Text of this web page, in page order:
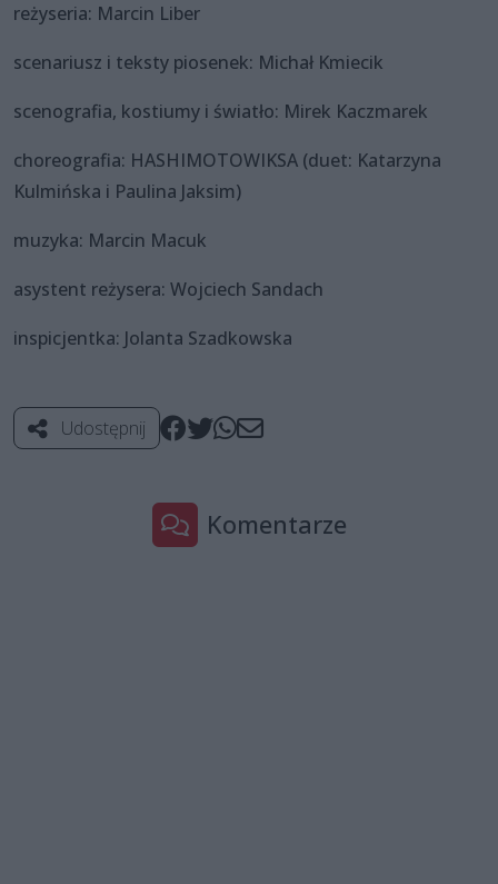
reżyseria: Marcin Liber
scenariusz i teksty piosenek: Michał Kmiecik
scenografia, kostiumy i światło: Mirek Kaczmarek
choreografia: HASHIMOTOWIKSA (duet: Katarzyna
Kulmińska i Paulina Jaksim)
muzyka: Marcin Macuk
asystent reżysera: Wojciech Sandach
inspicjentka: Jolanta Szadkowska
Udostępnij
Komentarze